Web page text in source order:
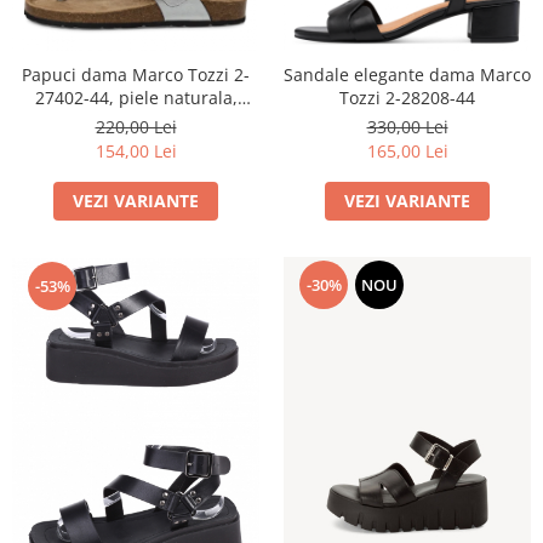
MOCASINI SI BALERINI
PANTOFI CASUAL
PANTOFI SPORT SI TENISI
PANTOFI ELEGANTI
PAPUCI
BOTINE SI GHETE
CIZME
PALARII
SANDALE
CASUAL
DE SEARA
PAPUCI, SABOTI
PAPUCI
SABOTI
BOTINE SI GHETE
BOCANCI
CASUAL
OFFICE
ELEGANT
NIKKY BY NICOLE
TAMARIS
Papuci dama Marco Tozzi 2-
27402-44, piele naturala,
bronz
220,00 Lei
154,00 Lei
VEZI VARIANTE
Sandale elegante dama Marco
Tozzi 2-28208-44
330,00 Lei
165,00 Lei
VEZI VARIANTE
-53% -30% NOU